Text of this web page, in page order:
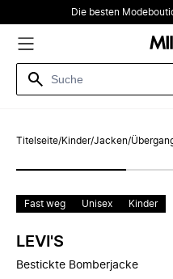
Die besten
Titelseite/Kinder/Jacken/
Fast weg Unisex Kinder
LEVI'S
Bestickte Bomberjacke